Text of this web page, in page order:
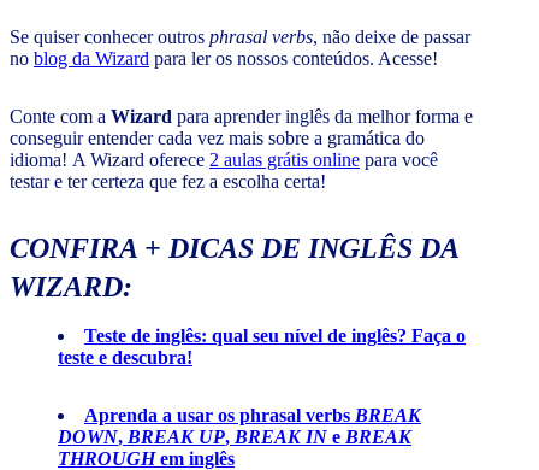
Se quiser conhecer outros phrasal verbs, não deixe de passar
no blog da Wizard para ler os nossos conteúdos. Acesse!
Conte com a Wizard para aprender inglês da melhor forma e
conseguir entender cada vez mais sobre a gramática do
idioma! A Wizard oferece 2 aulas grátis online para você
testar e ter certeza que fez a escolha certa!
CONFIRA + DICAS DE INGLÊS DA
WIZARD:
Teste de inglês: qual seu nível de inglês? Faça o
teste e descubra!
Aprenda a usar os phrasal verbs BREAK
DOWN, BREAK UP, BREAK IN e BREAK
THROUGHem inglês